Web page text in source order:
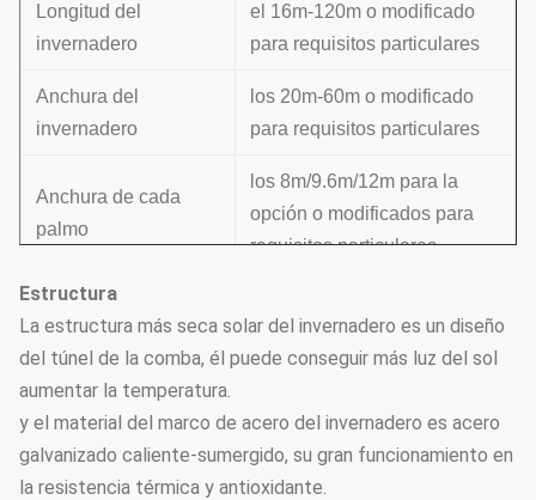
Longitud del
invernadero
el 16m-120m o modificado
para requisitos particulares
Anchura del
invernadero
los 20m-60m o modificado
para requisitos particulares
Anchura de cada
palmo
los 8m/9.6m/12m para la
opción o modificados para
requisitos particulares
Chapiteles No.for
cada palmo
3 PCS
Altura total
para requisitos particulares
Bahía los 4m
Estructura
La estructura más seca solar del invernadero es un diseño
del túnel de la comba, él puede conseguir más luz del sol
aumentar la temperatura.
y el material del marco de acero del invernadero es acero
galvanizado caliente-sumergido, su gran funcionamiento en
la resistencia térmica y antioxidante.